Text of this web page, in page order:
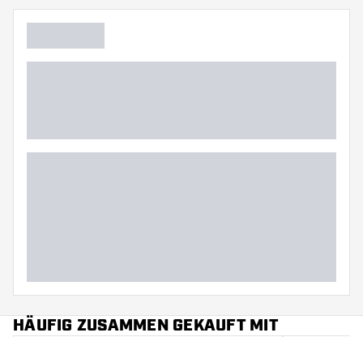
Hauptfarbe
HÄUFIG ZUSAMMEN GEKAUFT MIT